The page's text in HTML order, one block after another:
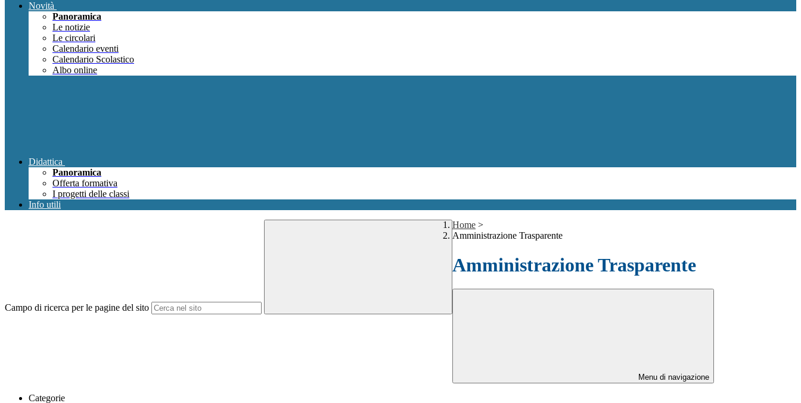
Novità
Panoramica
Le notizie
Le circolari
Calendario eventi
Calendario Scolastico
Albo online
Didattica
Panoramica
Offerta formativa
I progetti delle classi
Info utili
Campo di ricerca per le pagine del sito
Home >
Amministrazione Trasparente
Amministrazione Trasparente
Menu di navigazione
Categorie